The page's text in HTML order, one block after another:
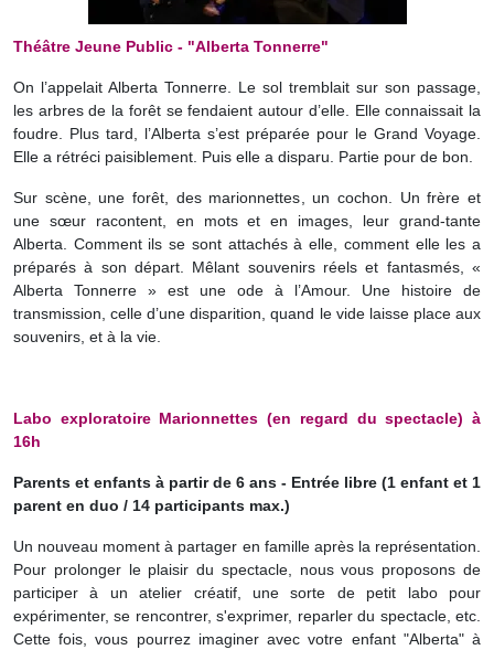
Théâtre Jeune Public - "Alberta Tonnerre"
On l’appelait Alberta Tonnerre. Le sol tremblait sur son passage,
les arbres de la forêt se fendaient autour d’elle. Elle connaissait la
foudre. Plus tard, l’Alberta s’est préparée pour le Grand Voyage.
Elle a rétréci paisiblement. Puis elle a disparu. Partie pour de bon.
Sur scène, une forêt, des marionnettes, un cochon. Un frère et
une sœur racontent, en mots et en images, leur grand-tante
Alberta. Comment ils se sont attachés à elle, comment elle les a
préparés à son départ. Mêlant souvenirs réels et fantasmés, «
Alberta Tonnerre » est une ode à l’Amour. Une histoire de
transmission, celle d’une disparition, quand le vide laisse place aux
souvenirs, et à la vie.
Labo exploratoire Marionnettes (en regard du spectacle) à
16h
Parents et enfants à partir de 6 ans - Entrée libre (1 enfant et 1
parent en duo / 14 participants max.)
Un nouveau moment à partager en famille après la représentation.
Pour prolonger le plaisir du spectacle, nous vous proposons de
participer à un atelier créatif, une sorte de petit labo pour
expérimenter, se rencontrer, s'exprimer, reparler du spectacle, etc.
Cette fois, vous pourrez imaginer avec votre enfant "Alberta" à